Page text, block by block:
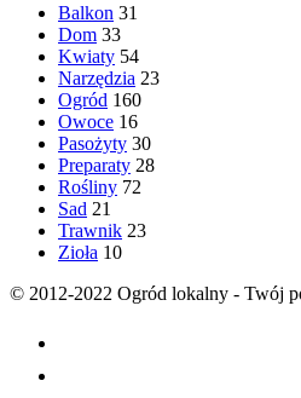
Balkon 31
Dom 33
Kwiaty 54
Narzędzia 23
Ogród 160
Owoce 16
Pasożyty 30
Preparaty 28
Rośliny 72
Sad 21
Trawnik 23
Zioła 10
© 2012-2022 Ogród lokalny - Twój